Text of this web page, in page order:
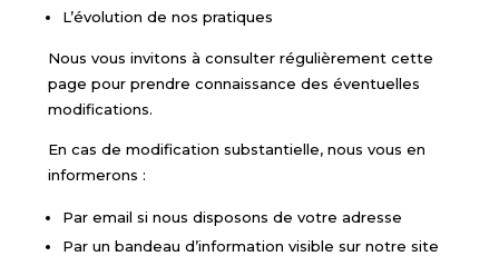
L’évolution de nos pratiques
Nous vous invitons à consulter régulièrement cette
page pour prendre connaissance des éventuelles
modifications.
En cas de modification substantielle, nous vous en
informerons :
Par email si nous disposons de votre adresse
Par un bandeau d’information visible sur notre site